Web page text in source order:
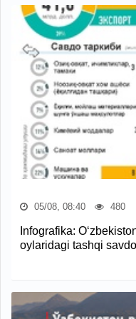
05/08, 08:40 480
Infografika:
oylaridagi tashqi